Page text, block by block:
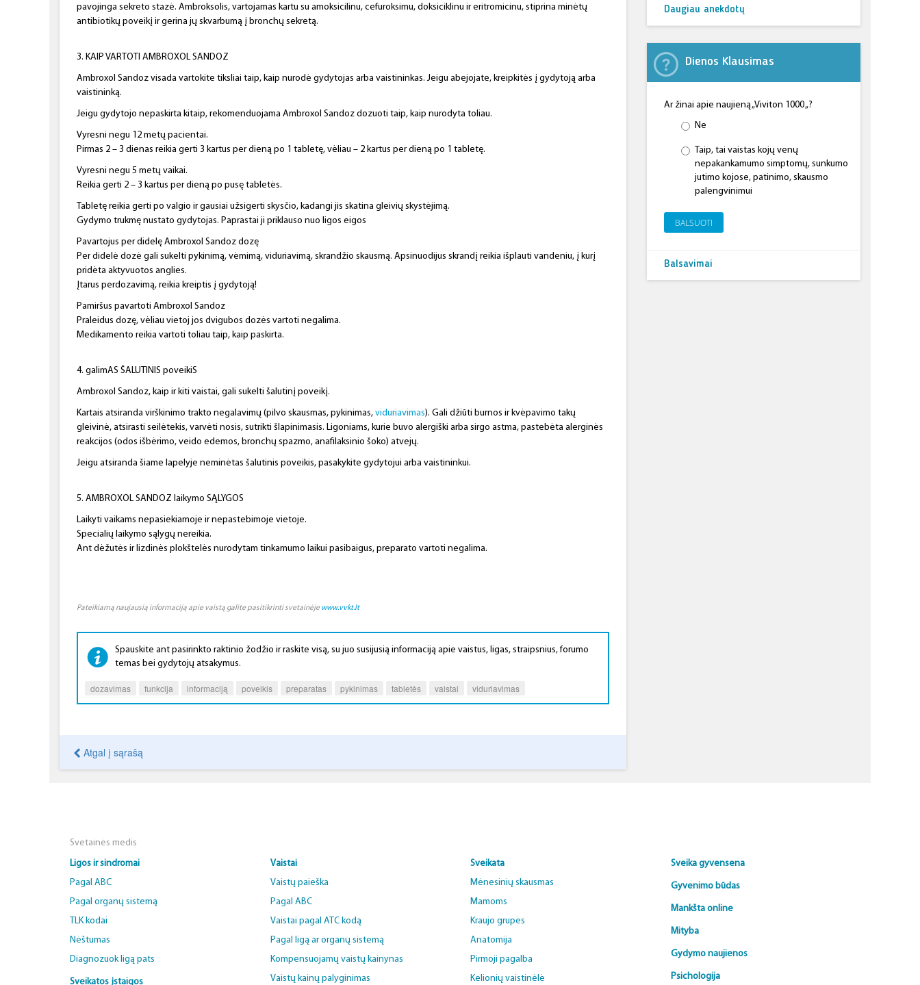
pavojinga sekreto stazė. Ambroksolis, vartojamas kartu su amoksicilinu, cefuroksimu, doksiciklinu ir eritromicinu, stiprina minėtų
antibiotikų poveikį ir gerina jų skvarbumą į bronchų sekretą.
3. KAIP VARTOTI AMBROXOL SANDOZ
Ambroxol Sandoz visada vartokite tiksliai taip, kaip nurodė gydytojas arba vaistininkas. Jeigu abejojate, kreipkitės į gydytoją arba
vaistininką.
Jeigu gydytojo nepaskirta kitaip, rekomenduojama Ambroxol Sandoz dozuoti taip, kaip nurodyta toliau.
Vyresni negu 12 metų pacientai.
Pirmas 2 – 3 dienas reikia gerti 3 kartus per dieną po 1 tabletę, vėliau – 2 kartus per dieną po 1 tabletę.
Vyresni negu 5 metų vaikai.
Reikia gerti 2 – 3 kartus per dieną po pusę tabletės.
Tabletę reikia gerti po valgio ir gausiai užsigerti skysčio, kadangi jis skatina gleivių skystėjimą.
Gydymo trukmę nustato gydytojas. Paprastai ji priklauso nuo ligos eigos
Pavartojus per didelę Ambroxol Sandoz dozę
Per didelė dozė gali sukelti pykinimą, vėmimą, viduriavimą, skrandžio skausmą. Apsinuodijus skrandį reikia išplauti vandeniu, į kurį
pridėta aktyvuotos anglies.
Įtarus perdozavimą, reikia kreiptis į gydytoją!
Pamiršus pavartoti Ambroxol Sandoz
Praleidus dozę, vėliau vietoj jos dvigubos dozės vartoti negalima.
Medikamento reikia vartoti toliau taip, kaip paskirta.
4. galimAS ŠALUTINIS poveikiS
Ambroxol Sandoz, kaip ir kiti vaistai, gali sukelti šalutinį poveikį.
Kartais atsiranda virškinimo trakto negalavimų (pilvo skausmas, pykinimas, viduriavimas). Gali džiūti burnos ir kvėpavimo takų
gleivinė, atsirasti seilėtekis, varvėti nosis, sutrikti šlapinimasis. Ligoniams, kurie buvo alergiški arba sirgo astma, pastebėta alerginės
reakcijos (odos išbėrimo, veido edemos, bronchų spazmo, anafilaksinio šoko) atvejų.
Jeigu atsiranda šiame lapelyje neminėtas šalutinis poveikis, pasakykite gydytojui arba vaistininkui.
5. AMBROXOL SANDOZ laikymo SĄLYGOS
Laikyti vaikams nepasiekiamoje ir nepastebimoje vietoje.
Specialių laikymo sąlygų nereikia.
Ant dėžutės ir lizdinės plokštelės nurodytam tinkamumo laikui pasibaigus, preparato vartoti negalima.
Pateikiamą naujausią informaciją apie vaistą galite pasitikrinti svetainėje www.vvkt.lt
Spauskite ant pasirinkto raktinio žodžio ir raskite visą, su juo susijusią informaciją apie vaistus, ligas, straipsnius, forumo
temas bei gydytojų atsakymus.
dozavimas funkcija informaciją poveikis preparatas pykinimas tabletės vaistai viduriavimas
Atgal į sąrašą
Daugiau anekdotų
Dienos Klausimas
Ar žinai apie naujieną „Viviton 1000 „?
Ne
Taip, tai vaistas kojų venų
nepakankamumo simptomų, sunkumo
jutimo kojose, patinimo, skausmo
palengvinimui
BALSUOTI
Balsavimai
Svetainės medis
Ligos ir sindromai
Pagal ABC
Pagal organų sistemą
TLK kodai
Nėštumas
Diagnozuok ligą pats
Sveikatos įstaigos
Vaistai
Vaistų paieška
Pagal ABC
Vaistai pagal ATC kodą
Pagal ligą ar organų sistemą
Kompensuojamų vaistų kainynas
Vaistų kainų palyginimas
Sveikata
Mėnesinių skausmas
Mamoms
Kraujo grupės
Anatomija
Pirmoji pagalba
Kelionių vaistinėlė
Sveika gyvensena
Gyvenimo būdas
Mankšta online
Mityba
Gydymo naujienos
Psichologija